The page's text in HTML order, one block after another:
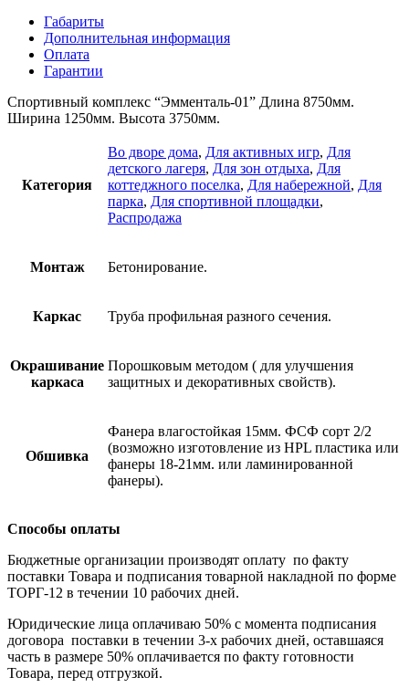
Габариты
Дополнительная информация
Оплата
Гарантии
Спортивный комплекс “Эмменталь-01” Длина 8750мм.
Ширина 1250мм. Высота 3750мм.
Категория
Во дворе дома, Для активных игр, Для
детского лагеря, Для зон отдыха, Для
коттеджного поселка, Для набережной, Для
парка, Для спортивной площадки,
Распродажа
Монтаж Бетонирование.
Каркас Труба профильная разного сечения.
Окрашивание
каркаса
Порошковым методом ( для улучшения
защитных и декоративных свойств).
Обшивка
Фанера влагостойкая 15мм. ФСФ сорт 2/2
(возможно изготовление из HPL пластика или
фанеры 18-21мм. или ламинированной
фанеры).
Способы оплаты
Бюджетные организации производят оплату по факту
поставки Товара и подписания товарной накладной по форме
ТОРГ-12 в течении 10 рабочих дней.
Юридические лица оплачиваю 50% с момента подписания
договора поставки в течении 3-х рабочих дней, оставшаяся
часть в размере 50% оплачивается по факту готовности
Товара, перед отгрузкой.